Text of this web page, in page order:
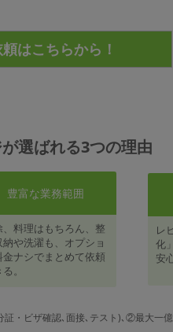
選ばれる3つの理由
豊富な業務範囲
、料理はもちろん、整
納や洗濯も、オプショ
金ナシでまとめて依頼
。
レ
化
安
・ビザ確認､面接､テスト)､②最大一